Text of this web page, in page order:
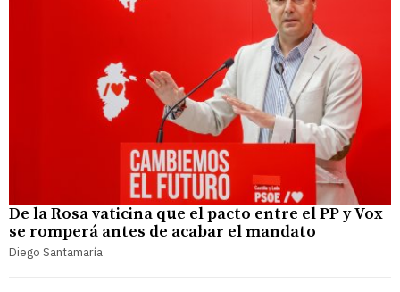
De la Rosa vaticina que el pacto entre el PP y Vox
se romperá antes de acabar el mandato
Diego Santamaría